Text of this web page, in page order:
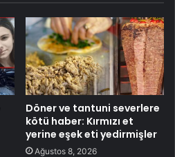
Döner ve tantuni severlere
kötü haber: Kırmızı et
yerine eşek eti yedirmişler
Ağustos 8, 2026